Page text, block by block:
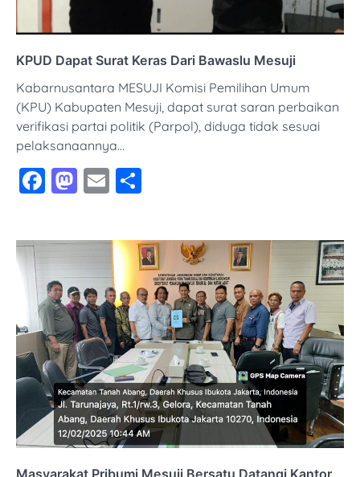
KPUD Dapat Surat Keras Dari Bawaslu Mesuji
Kabarnusantara MESUJI Komisi Pemilihan Umum
(KPU) Kabupaten Mesuji, dapat surat saran perbaikan
verifikasi partai politik (Parpol), diduga tidak sesuai
pelaksanaannya…
Facebook
Mastodon
Email
Masyarakat Pribumi Mesuji Bersatu Datangi Kantor